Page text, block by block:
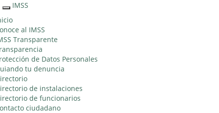
Interruptor
de
Navegación
IMSS
al IMSS
Transparente
de Datos Personales
tu denuncia
de instalaciones
de funcionarios
ciudadano